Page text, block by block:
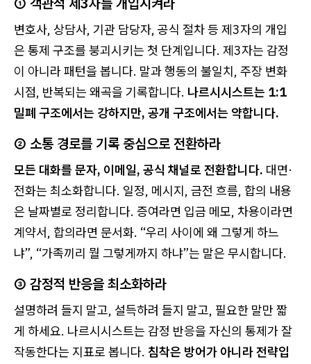
변호사, 상담사, 기관 담당자, 공식 절차 등 제3자의 개입
은 통제 구조를 붕괴시키는 첫 단계입니다. 제3자는 감정
이 아니라 패턴을 봅니다. 말과 행동의 불일치, 주장 변화
시점, 반복되는 왜곡을 기록합니다. 나르시시스트는 1:1
밀폐 구조에서는 강하지만, 공개 구조에서는 약합니다.
② 소통 경로를 기록 중심으로 전환하라
모든 대화를 문자, 이메일, 공식 채널로 전환합니다. 대면·
전화는 최소화합니다. 일정, 메시지, 금전 흐름, 합의 내용
은 날짜별로 정리합니다. 증여라면 입금 메모, 차용이라면
계약서, 합의라면 문서화. “우리 사이에 왜 그렇게 하느
냐”, “가족끼리 뭘 그렇게까지 하냐”는 말은 무시합니다.
③ 감정적 반응을 최소화하라
설명하려 들지 말고, 설득하려 들지 말고, 필요한 말만 짧
게 하세요. 나르시시스트는 감정 반응을 자신의 통제가 잘
작동한다는 지표로 봅니다. 침착은 방어가 아니라 전략입